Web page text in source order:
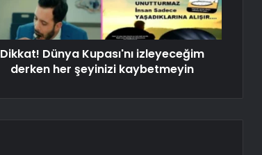
Dikkat! Dünya Kupası'nı izleyeceğim
derken her şeyinizi kaybetmeyin